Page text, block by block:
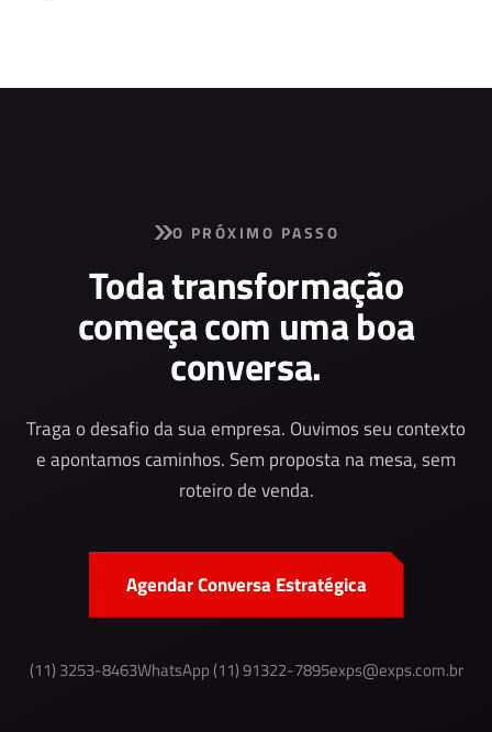
O PRÓXIMO PASSO
Toda transformação
começa com uma boa
conversa.
Traga o desafio da sua empresa. Ouvimos seu contexto
e apontamos caminhos. Sem proposta na mesa, sem
roteiro de venda.
Agendar Conversa Estratégica
(11) 3253-8463WhatsApp (11) 91322-7895exps@exps.com.br